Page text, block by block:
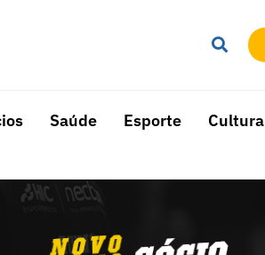
Saúde Esporte Cultura